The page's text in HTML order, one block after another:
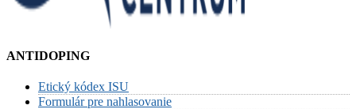
ANTIDOPING
Etický kódex ISU
Formulár pre nahlasovanie